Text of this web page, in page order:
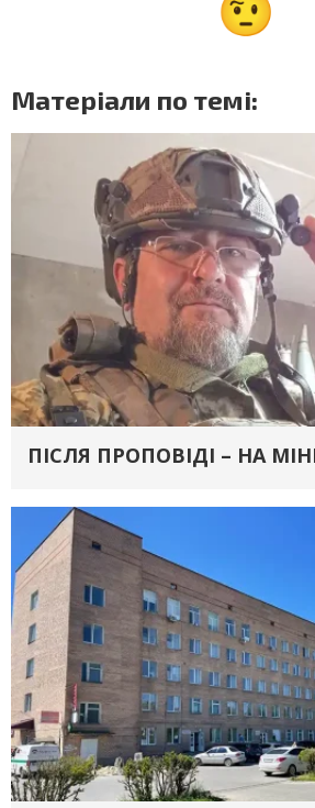
Матеріали по темі:
ПІСЛЯ ПРОПОВІДІ – НА